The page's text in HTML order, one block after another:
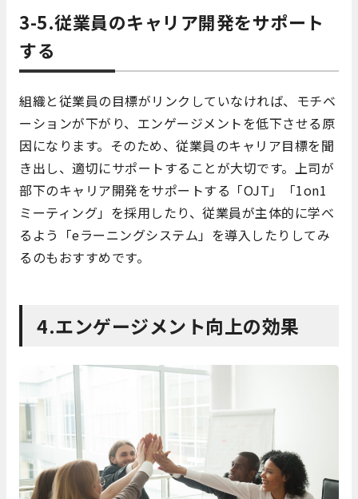
3-5.従業員のキャリア開発をサポート
する
組織と従業員の目標がリンクしていなければ、モチベ
ーションが下がり、エンゲージメントを低下させる原
因になります。そのため、従業員のキャリア目標を聞
き出し、適切にサポートすることが大切です。上司が
部下のキャリア開発をサポートする「OJT」「1on1
ミーティング」を採用したり、従業員が主体的に学べ
るよう「eラーニングシステム」を導入したりしてみ
るのもおすすめです。
4.エンゲージメント向上の効果